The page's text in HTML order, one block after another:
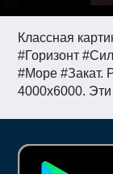
Классная
#Горизонт
#Море #Закат.
4000x6000.